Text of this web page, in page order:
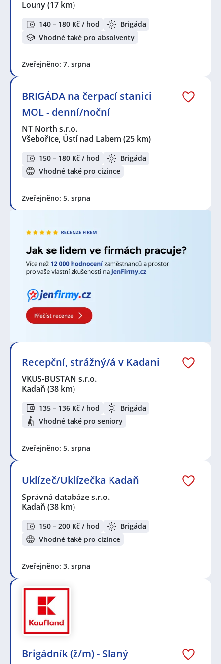
Louny(17 km)
140 – 180 Kč / hod
Brigáda
Vhodné také pro absolventy
Zveřejněno: 7. srpna
BRIGÁDA na čerpací stanici
MOL - denní/noční
NT North s.r.o.
Všebořice, Ústí nad Labem (25 km)
150 – 180 Kč / hod
Brigáda
Vhodné také pro cizince
Zveřejněno: 5. srpna
Recepční, strážný/á v Kadani
VKUS-BUSTAN s.r.o.
Kadaň (38 km)
135 – 136 Kč / hod
Brigáda
Vhodné také pro seniory
Zveřejněno: 5. srpna
Uklízeč/Uklízečka Kadaň
Správná databáze s.r.o.
Kadaň (38 km)
150 – 200 Kč / hod
Brigáda
Vhodné také pro cizince
Zveřejněno: 3. srpna
Brigádník (ž/m) - Slaný